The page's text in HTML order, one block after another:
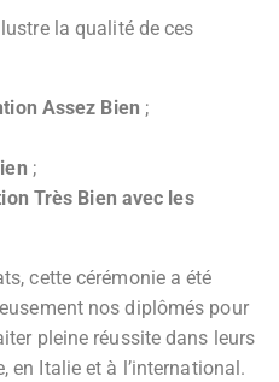
la qualité de ces
Assez Bien ;
;
Très Bien avec les
cette cérémonie a été
nos diplômés pour
pleine réussite dans leurs
en Italie et à l’international.